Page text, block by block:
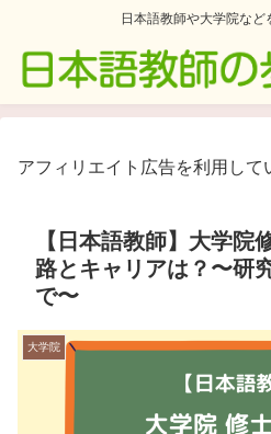
日本語教師や大学院な
アフィリエイト広告を利用して
【日本語教師】大学院
路とキャリアは？〜研
で〜
大学院